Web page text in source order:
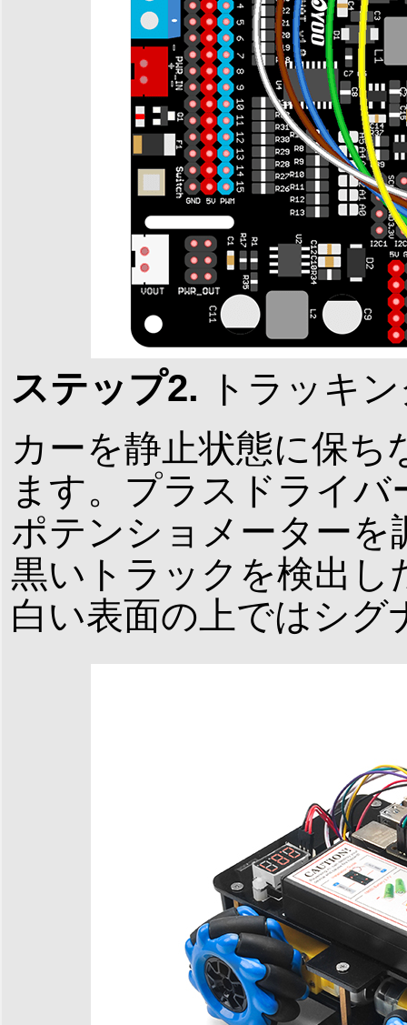
ステップ2. トラッキ
カーを静止状態に保
ます。プラスドライ
ポテンショメーターを
黒いトラックを検出し
白い表面の上ではシグ